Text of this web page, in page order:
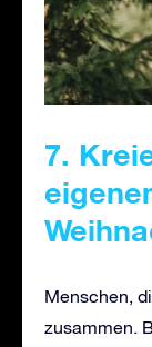
7.
Menschen,
zusammen.